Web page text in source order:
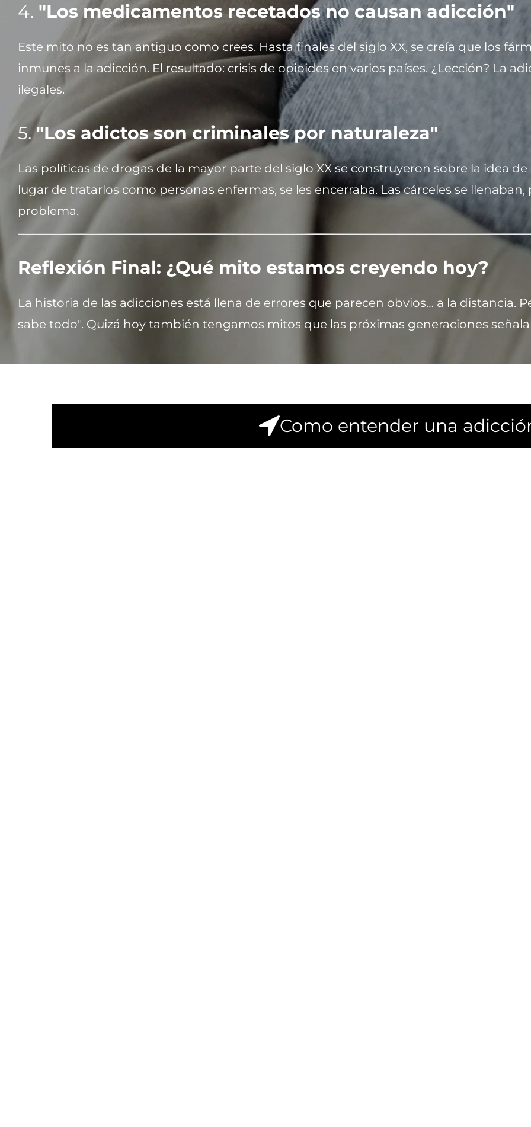
4. "Los medicamentos recetados no causan adicción"
Este mito no es tan antiguo como crees. Hasta finales del siglo XX, se creía que los
inmunes a la adicción. El resultado: crisis de opioides en varios países. ¿Lección? La
ilegales.
5."Los adictos son criminales por naturaleza"
Las políticas de drogas de la mayor parte del siglo XX se construyeron sobre la idea
lugar de tratarlos como personas enfermas, se les encerraba. Las cárceles se
problema.
Reflexión Final: ¿Qué mito estamos creyendo hoy?
La historia de las adicciones está llena de errores que parecen obvios… a la distancia.
sabe todo". Quizá hoy también tengamos mitos que las próximas generaciones
Como entender una